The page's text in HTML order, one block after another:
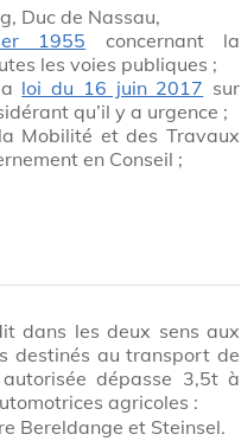
Duc de Nassau,
1955 concernant la
les voies publiques ;
loi du 16 juin 2017 sur
qu’il y a urgence ;
Mobilité et des Travaux
en Conseil ;
dans les deux sens aux
destinés au transport de
dépasse 3,5t à
agricoles :
Bereldange et Steinsel.